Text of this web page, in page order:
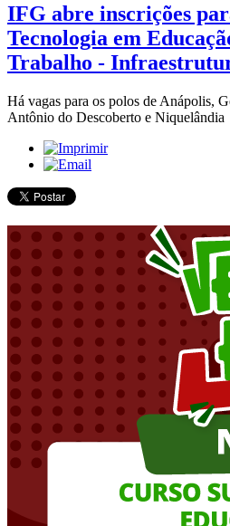
IFG abre inscrições
Tecnologia em
Trabalho -
Há vagas para os polos de Anápolis,
Antônio do Descoberto e Niquelândia